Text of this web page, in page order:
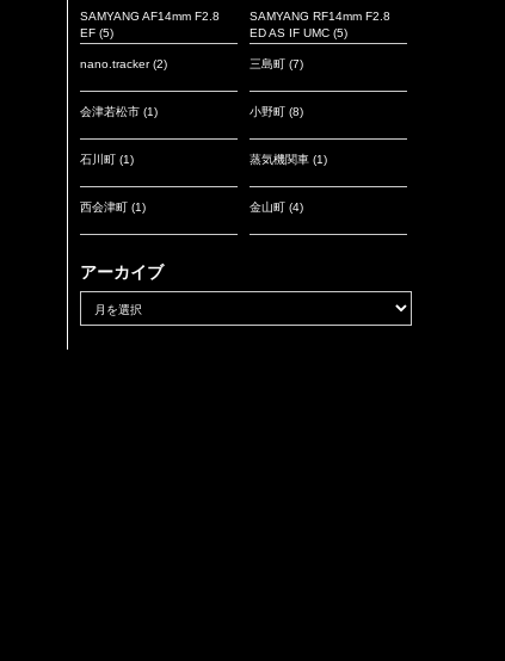
SAMYANG AF14mm F2.8
EF (5)
SAMYANG RF14mm F2.8
ED AS IF UMC (5)
nano.tracker(2) 三島町 (7)
会津若松市 (1) 小野町 (8)
石川町 (1) 蒸気機関車 (1)
西会津町 (1) 金山町 (4)
アーカイブ